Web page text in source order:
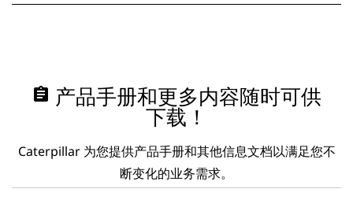
assignment 产品手册和更多内容随时可供
下载！
Caterpillar 为您提供产品手册和其他信息文档以满足您不
断变化的业务需求。